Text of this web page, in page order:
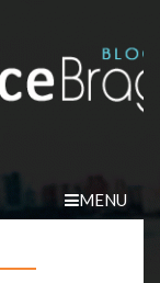
MENU